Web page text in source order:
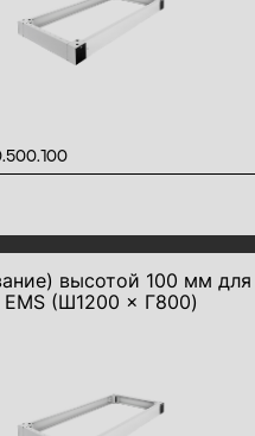
высотой 100 мм для
(Ш1200 × Г800)